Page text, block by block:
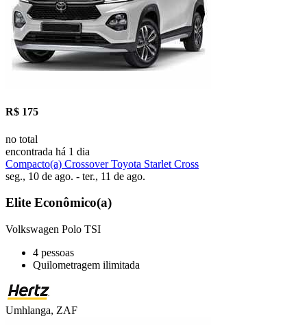
R$ 175
no total
encontrada há 1 dia
Compacto(a) Crossover Toyota Starlet Cross
seg., 10 de ago. - ter., 11 de ago.
Elite Econômico(a)
Volkswagen Polo TSI
4 pessoas
Quilometragem ilimitada
Umhlanga, ZAF